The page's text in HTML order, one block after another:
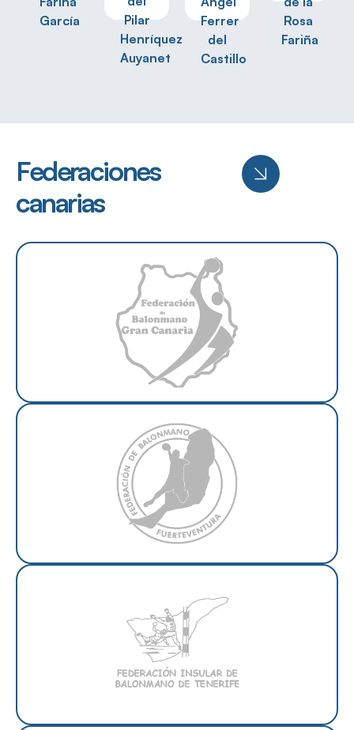
García
Pilar
Henríquez
Auyanet
Ferrer
del
Castillo
Rosa
Fariña
Federaciones
canarias